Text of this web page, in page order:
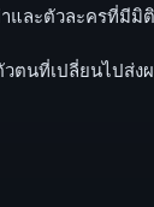
ละตัวละครที่มีมิ
ตนที่เปลี่ยนไปส่ง